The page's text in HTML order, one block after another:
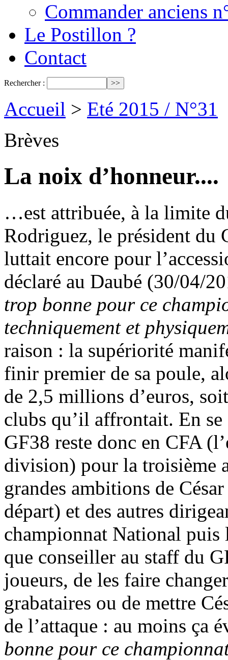
Commander anciens
Le Postillon ?
Contact
Rechercher :
Accueil > Eté 2015 / N°31
Brèves
La noix d’honneur....
…est attribuée, à la limite
Rodriguez, le président du
luttait encore pour
déclaré au Daubé (30/04/
trop bonne pour ce
techniquement et
raison : la supériorité
finir premier de sa poule,
de 2,5 millions d’euros,
clubs qu’il affrontait. En
GF38 reste donc en CFA
division) pour la troisième
grandes ambitions de
départ) et des autres
championnat National
que conseiller au staff du
joueurs, de les faire
grabataires ou de mettre
de l’attaque : au moins ça
bonne pour ce